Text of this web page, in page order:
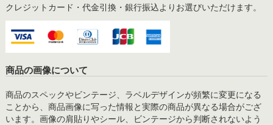
クレジットカード・代金引換・銀行振込よりお選びいただけます。
商品の画像について
商品のスペックやビンテージ、ラベルデザインが頻繁に変更になる
ことから、商品画像に写った情報と実際の商品が異なる場合がござ
います。画像の肩貼りやシール、ビンテージから判断されないよう